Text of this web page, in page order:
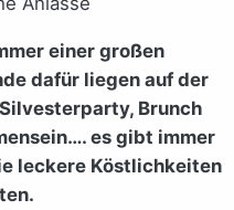
einer großen
dafür liegen auf der
Brunch
es gibt immer
leckere Köstlichkeiten